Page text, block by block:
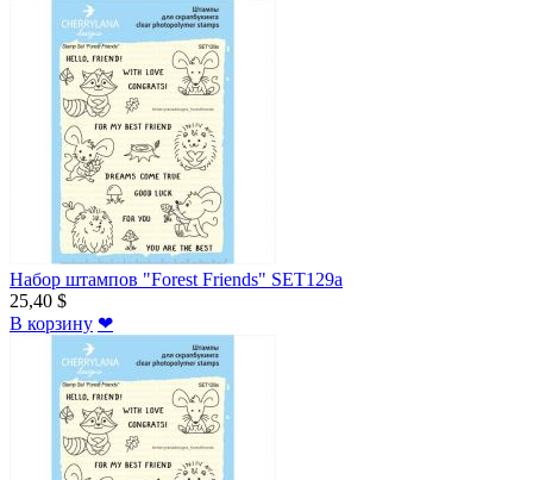
Набор штампов "Forest Friends" SET129a
25,40 $
В корзину ❤